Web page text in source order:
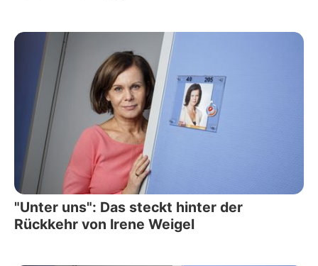
"Unter uns": Das steckt hinter der
Rückkehr von Irene Weigel